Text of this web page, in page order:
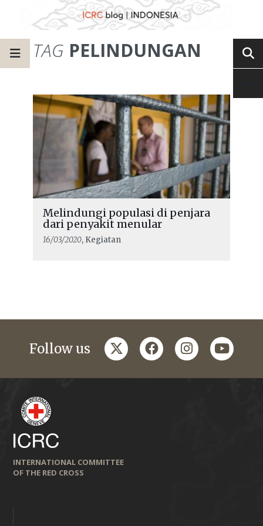
TAG PELINDUNGAN
Melindungi populasi di penjara
dari penyakit menular
16/03/2020, Kegiatan
Follow us twitterfacebookinstagramyoutube
INTERNATIONAL COMMITTEE
OF THE RED CROSS